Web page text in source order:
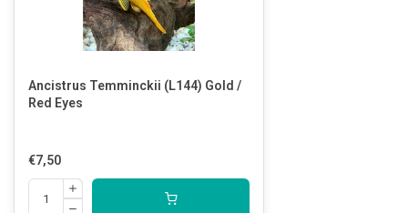
Ancistrus Temminckii (L144) Gold /
Red Eyes
€7,50